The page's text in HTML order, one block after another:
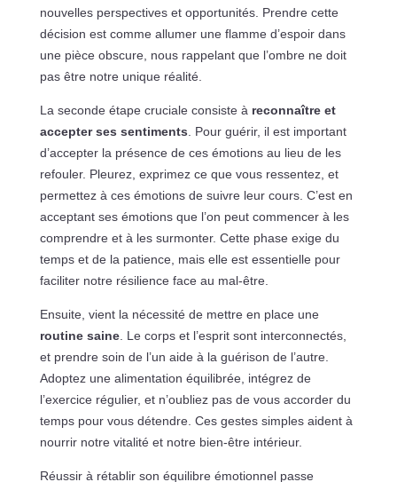
nouvelles perspectives et opportunités. Prendre cette
décision est comme allumer une flamme d’espoir dans
une pièce obscure, nous rappelant que l’ombre ne doit
pas être notre unique réalité.
La seconde étape cruciale consiste à reconnaître et
accepter ses sentiments . Pour guérir, il est important
d’accepter la présence de ces émotions au lieu de les
refouler. Pleurez, exprimez ce que vous ressentez, et
permettez à ces émotions de suivre leur cours. C’est en
acceptant ses émotions que l’on peut commencer à les
comprendre et à les surmonter. Cette phase exige du
temps et de la patience, mais elle est essentielle pour
faciliter notre résilience face au mal-être.
Ensuite, vient la nécessité de mettre en place une
routine saine. Le corps et l’esprit sont interconnectés,
et prendre soin de l’un aide à la guérison de l’autre.
Adoptez une alimentation équilibrée, intégrez de
l’exercice régulier, et n’oubliez pas de vous accorder du
temps pour vous détendre. Ces gestes simples aident à
nourrir notre vitalité et notre bien-être intérieur.
Réussir à rétablir son équilibre émotionnel passe